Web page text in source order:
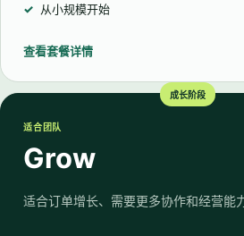
从小规模开始
查看套餐详情
成长阶段
适合团队
Grow
适合订单增长、需要更多协作和经营能